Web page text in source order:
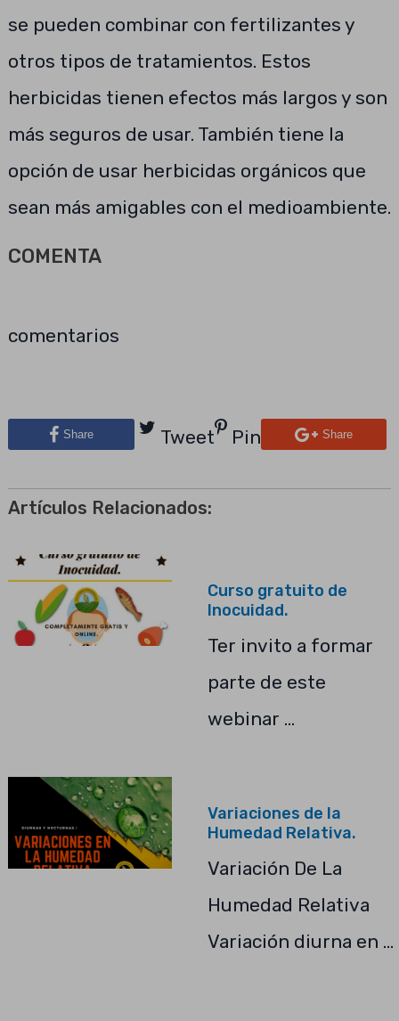
se pueden combinar con fertilizantes y
otros tipos de tratamientos. Estos
herbicidas tienen efectos más largos y son
más seguros de usar. También tiene la
opción de usar herbicidas orgánicos que
sean más amigables con el medioambiente.
COMENTA
comentarios
Share Tweet Pin Share
Artículos Relacionados:
Curso gratuito de
Inocuidad.
Ter invito a formar
parte de este
webinar …
Variaciones de la
Humedad Relativa.
Variación De La
Humedad Relativa
Variación diurna en …